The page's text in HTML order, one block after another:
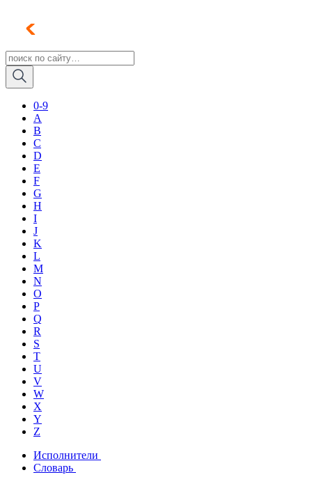
0-9
A
B
C
D
E
F
G
H
I
J
K
L
M
N
O
P
Q
R
S
T
U
V
W
X
Y
Z
Исполнители
Словарь